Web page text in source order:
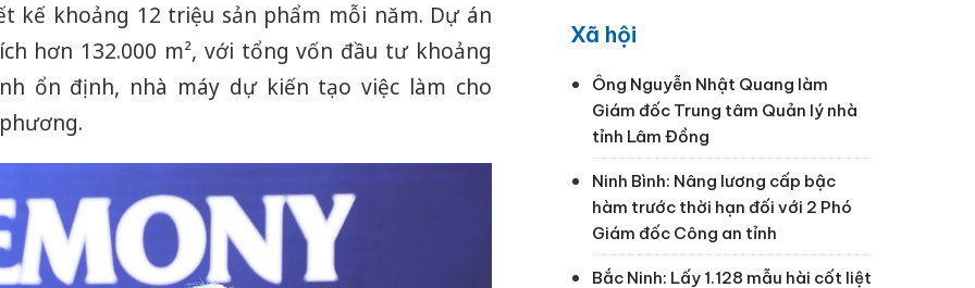
kế khoảng 12 triệu sản phẩm mỗi năm. Dự án
hơn 132.000 m², với tổng vốn đầu tư khoảng
ổn định, nhà máy dự kiến tạo việc làm cho
Xã hội
Ông Nguyễn Nhật Quang làm
Giám đốc Trung tâm Quản lý nhà
tỉnh Lâm Đồng
Ninh Bình: Nâng lương cấp bậc
hàm trước thời hạn đối với 2 Phó
Giám đốc Công an tỉnh
Bắc Ninh: Lấy 1.128 mẫu hài cốt liệt